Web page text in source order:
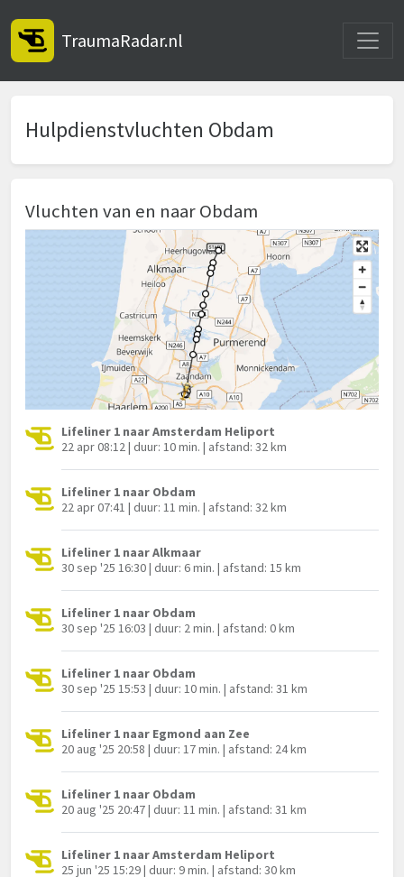
TraumaRadar.nl
Hulpdienstvluchten Obdam
Vluchten van en naar Obdam
Lifeliner 1 naar Amsterdam Heliport
22 apr 08:12 | duur: 10 min. | afstand: 32 km
Lifeliner 1 naar Obdam
22 apr 07:41 | duur: 11 min. | afstand: 32 km
Lifeliner 1 naar Alkmaar
30 sep '25 16:30 | duur: 6 min. | afstand: 15 km
Lifeliner 1 naar Obdam
30 sep '25 16:03 | duur: 2 min. | afstand: 0 km
Lifeliner 1 naar Obdam
30 sep '25 15:53 | duur: 10 min. | afstand: 31 km
Lifeliner 1 naar Egmond aan Zee
20 aug '25 20:58 | duur: 17 min. | afstand: 24 km
Lifeliner 1 naar Obdam
20 aug '25 20:47 | duur: 11 min. | afstand: 31 km
Lifeliner 1 naar Amsterdam Heliport
25 jun '25 15:29 | duur: 9 min. | afstand: 30 km